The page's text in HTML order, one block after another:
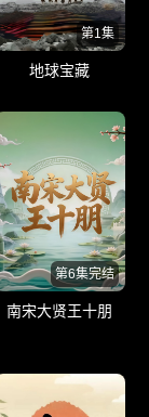
第1集
地球宝藏
第6集完结
南宋大贤王十朋